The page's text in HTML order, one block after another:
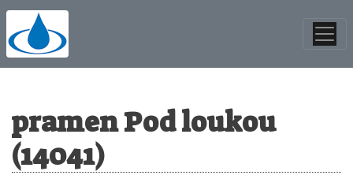
pramen Pod loukou
(14041)